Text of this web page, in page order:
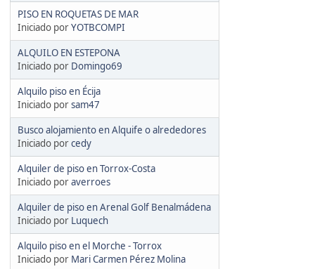
PISO EN ROQUETAS DE MAR
Iniciado porYOTBCOMPI
ALQUILO EN ESTEPONA
Iniciado por Domingo69
Alquilo piso en Écija
Iniciado porsam47
Busco alojamiento en Alquife o alrededores
Iniciado porcedy
Alquiler de piso en Torrox-Costa
Iniciado poraverroes
Alquiler de piso en Arenal Golf Benalmádena
Iniciado por Luquech
Alquilo piso en el Morche - Torrox
Iniciado por Mari Carmen Pérez Molina